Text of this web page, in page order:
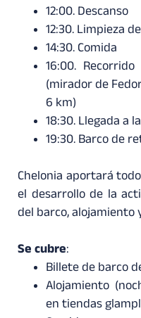
12:00. Descanso
12:30. Limpieza
14:30. Comida
16:00.
(mirador de
6 km)
18:30. Llegada a
19:30. Barco de
Chelonia aportará
el desarrollo de la
del barco, alojamiento
Se cubre:
Billete de barco
Alojamiento
en tiendas